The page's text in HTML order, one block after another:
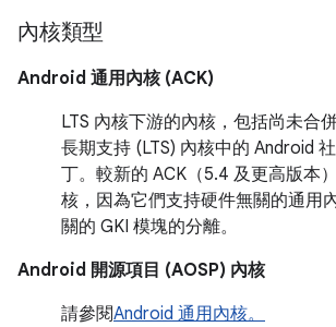
內核類型
Android 通用內核 (ACK)
LTS 內核下游的內核，包括尚未合
長期支持 (LTS) 內核中的 Android
丁。較新的 ACK（5.4 及更高版本
核，因為它們支持硬件無關的通用
關的 GKI 模塊的分離。
Android 開源項目 (AOSP) 內核
請參閱Android 通用內核。